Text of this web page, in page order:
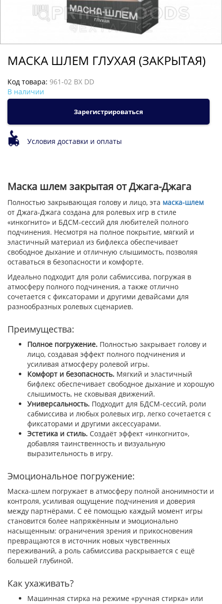
МАСКА ШЛЕМ ГЛУХАЯ (ЗАКРЫТАЯ)
Код товара: 961-02 BX DD
В наличии
Зарегистрироваться
Условия доставки и оплаты
Маска шлем закрытая от Джага-Джага
Полностью закрывающая голову и лицо, эта маска-шлем
от Джага-Джага создана для ролевых игр в стиле
«инкогнито» и БДСМ-сессий для любителей полного
подчинения. Несмотря на полное покрытие, мягкий и
эластичный материал из бифлекса обеспечивает
свободное дыхание и отличную слышимость, позволяя
оставаться в безопасности и комфорте.
Идеально подходит для роли сабмиссива, погружая в
атмосферу полного подчинения, а также отлично
сочетается с фиксаторами и другими девайсами для
разнообразных ролевых сценариев.
Преимущества:
Полное погружение. Полностью закрывает голову и
лицо, создавая эффект полного подчинения и
усиливая атмосферу ролевой игры.
Комфорт и безопасность. Мягкий и эластичный
бифлекс обеспечивает свободное дыхание и хорошую
слышимость, не сковывая движений.
Универсальность. Подходит для БДСМ-сессий, роли
сабмиссива и любых ролевых игр, легко сочетается с
фиксаторами и другими аксессуарами.
Эстетика и стиль. Создаёт эффект «инкогнито»,
добавляя таинственность и визуальную
выразительность в игру.
Эмоциональное погружение:
Маска-шлем погружает в атмосферу полной анонимности и
контроля, усиливая ощущение подчинения и доверия
между партнёрами. С её помощью каждый момент игры
становится более напряжённым и эмоционально
насыщенным: ограничения зрения и прикосновения
превращаются в источник новых чувственных
переживаний, а роль сабмиссива раскрывается с ещё
большей глубиной.
Как ухаживать?
Машинная стирка на режиме «ручная стирка» или